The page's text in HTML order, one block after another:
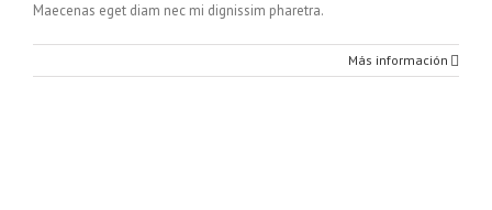
Maecenas eget diam nec mi dignissim pharetra.
Más información